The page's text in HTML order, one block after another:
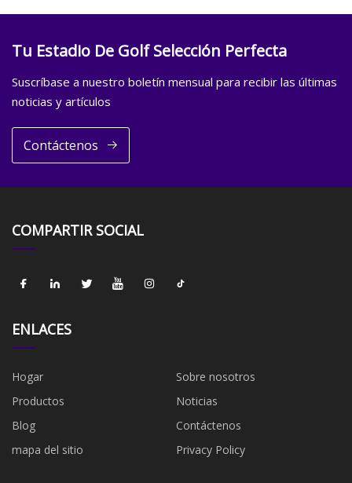
Tu Estadio De Golf Selección Perfecta
Suscríbase a nuestro boletín mensual para recibir las últimas
noticias y artículos
Contáctenos
COMPARTIR SOCIAL
ENLACES
Hogar
Sobre nosotros
Productos
Noticias
Blog
Contáctenos
mapa del sitio
Privacy Policy